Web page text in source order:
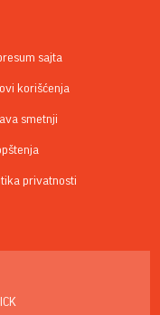
sajta
korišćenja
smetnji
privatnosti